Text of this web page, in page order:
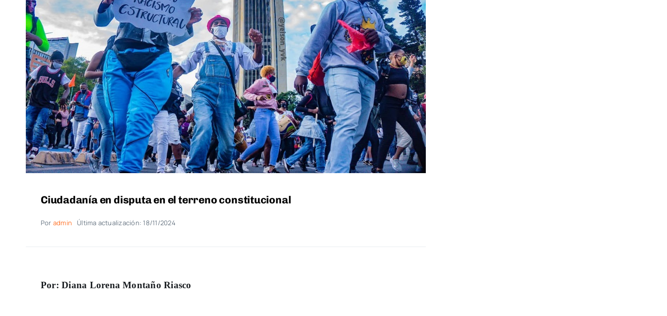
Ciudadanía en disputa en el terreno constitucional
Por admin Última actualización: 18/11/2024
Por: Diana Lorena Montaño Riasco